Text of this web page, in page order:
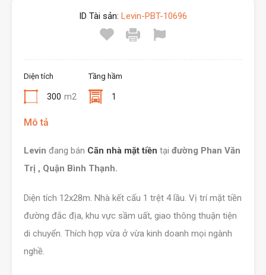
ID Tài sản: Levin-PBT-10696
Diện tích
300 m2
Tầng hầm
1
Mô tả
Levin đang bán Căn nhà mặt tiền tại đường Phan Văn
Trị , Quận Bình Thạnh.
Diện tích 12x28m. Nhà kết cấu 1 trệt 4 lầu. Vị trí mặt tiền
đường đắc địa, khu vực sầm uất, giao thông thuận tiện
di chuyển. Thích hợp vừa ở vừa kinh doanh mọi ngành
nghề.